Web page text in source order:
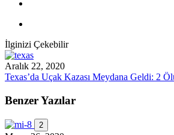
İlginizi Çekebilir
Aralık 22, 2020
Texas’da Uçak Kazası Meydana Geldi: 2
Benzer Yazılar
2